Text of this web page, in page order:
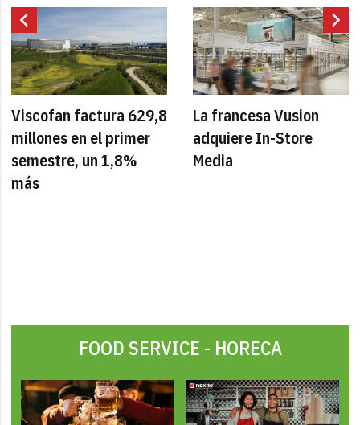
chevron_left
Viscofan factura 629,8
millones en el primer
semestre, un 1,8%
más
La francesa Vusion
adquiere In-Store
Media
chevron_right
FOOD SERVICE - HORECA